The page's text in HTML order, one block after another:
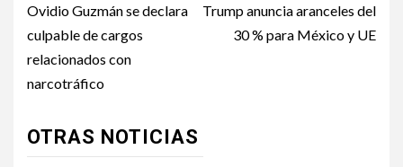
navigation
Ovidio Guzmán se declara
culpable de cargos
relacionados con
narcotráfico
Trump anuncia aranceles del
30 % para México y UE
OTRAS NOTICIAS